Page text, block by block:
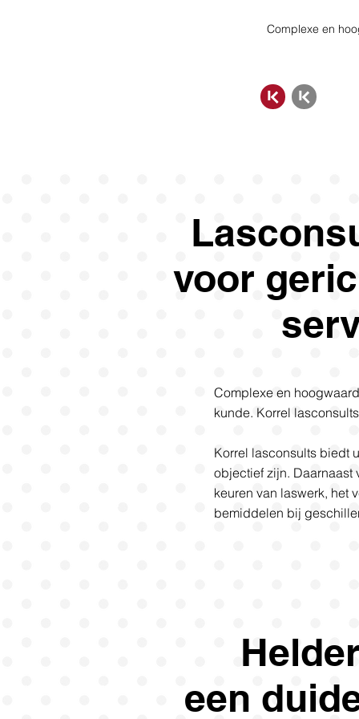
Complexe en
voor
Complexe en
kunde. Korrel
Korrel lasconsults biedt
objectief zijn. Daarnaast
keuren van laswerk, het
bemiddelen bij
een